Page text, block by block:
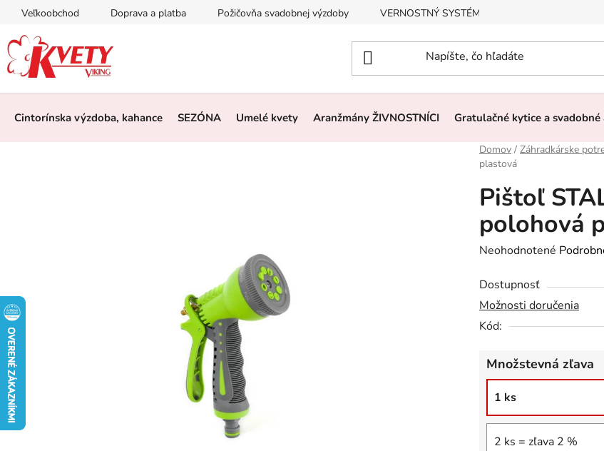
Prejsť
obsah
Veľkoobchod Doprava a platba Požičovňa svadobnej výzdoby VERNOSTNÝ SYSTÉM, ZĽAVY
Cintorínska výzdoba, kahance SEZÓNA Umelé kvety Aranžmány ŽIVNOSTNÍCI Gratulačné kytice a svadobné
Domov / Záhradkárske
plastová
Pištoľ
polohová
Priemerné
produktu
je
0,0
hviezdičiek.
Neohodnotené
Dostupnosť
Možnosti doručenia
Kód:
Množstevná zľava
1 ks
2 ks = zľava 2 %